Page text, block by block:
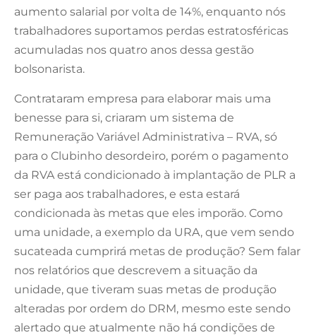
aumento salarial por volta de 14%, enquanto nós
trabalhadores suportamos perdas estratosféricas
acumuladas nos quatro anos dessa gestão
bolsonarista.
Contrataram empresa para elaborar mais uma
benesse para si, criaram um sistema de
Remuneração Variável Administrativa – RVA, só
para o Clubinho desordeiro, porém o pagamento
da RVA está condicionado à implantação de PLR a
ser paga aos trabalhadores, e esta estará
condicionada às metas que eles imporão. Como
uma unidade, a exemplo da URA, que vem sendo
sucateada cumprirá metas de produção? Sem falar
nos relatórios que descrevem a situação da
unidade, que tiveram suas metas de produção
alteradas por ordem do DRM, mesmo este sendo
alertado que atualmente não há condições de